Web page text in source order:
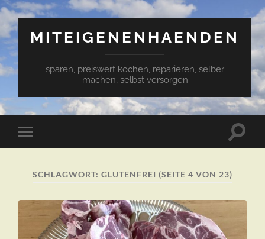
MITEIGENENHAENDEN
sparen, preiswert kochen, reparieren, selber
machen, selbst versorgen
Mobile-
Menü
SCHLAGWORT: GLUTENFREI (SEITE 4 VON 23)